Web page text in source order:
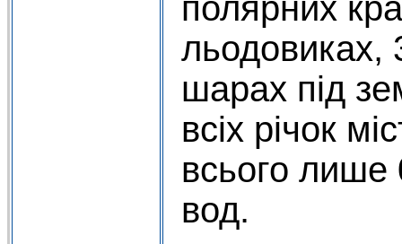
льодовиках,
шарах під
всіх річок
всього лише
вод.